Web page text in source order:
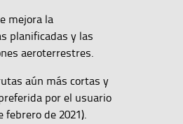
mejora la
planificadas y las
aeroterrestres.
aún más cortas y
por el usuario
febrero de 2021).